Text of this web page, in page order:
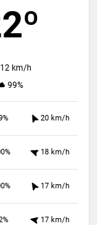
12 km/h
99%
20 km/h
18 km/h
17 km/h
17 km/h